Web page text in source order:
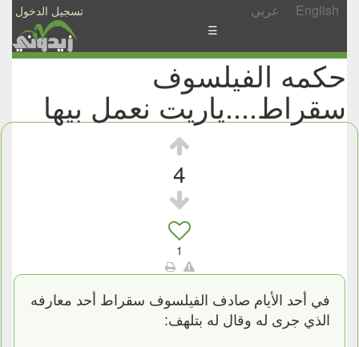
تسجيل الدخول عربي English
الأخبار
الأسئلة
والمشاركات
☰
حكمه الفيلسوف
سقراط....ياريت نعمل بيها
4
1
في أحد الأيام صادف الفيلسوف سقراط أحد معارفه
الذي جرى له وقال له بتلهف: